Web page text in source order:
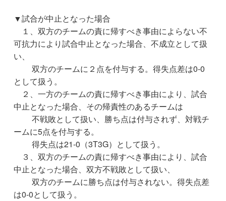
▼試合が中止となった場合
１、双方のチームの責に帰すべき事由によらない不
可抗力により試合中止となった場合、不成立として扱
い、
双方のチームに２点を付与する。得失点差は0-0
として扱う。
２、一方のチームの責に帰すべき事由により、試合
中止となった場合、その帰責性のあるチームは
不戦敗として扱い、勝ち点は付与されず、対戦チ
ームに5点を付与する。
得失点は21-0（3T3G）として扱う。
３、双方のチームの責に帰すべき事由により、試合
中止となった場合、双方不戦敗として扱い、
双方のチームに勝ち点は付与されない。得失点差
は0-0として扱う。